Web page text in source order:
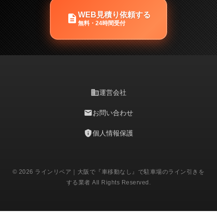
description WEB見積り依頼する
無料・24時間受付
business運営会社
mailお問い合わせ
privacy_tip個人情報保護
© 2026 ラインリペア｜大阪で『車移動なし』で駐車場のライン引きを
する業者 All Rights Reserved.